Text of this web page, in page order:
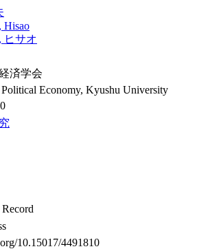
Hisao
ヒサオ
済学会
Economy, Kyushu University
10.15017/4491810